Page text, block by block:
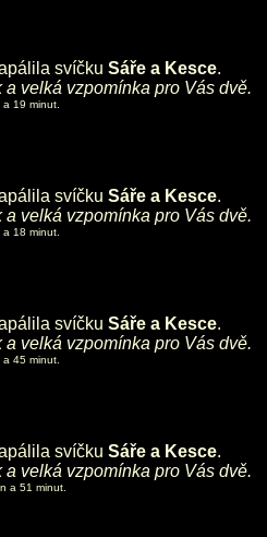
svíčku Sáře a Kesce.
a velká vzpomínka pro Vás dvě.
19 minut.
svíčku Sáře a Kesce.
a velká vzpomínka pro Vás dvě.
18 minut.
svíčku Sáře a Kesce.
a velká vzpomínka pro Vás dvě.
45 minut.
svíčku Sáře a Kesce.
a velká vzpomínka pro Vás dvě.
a 51 minut.